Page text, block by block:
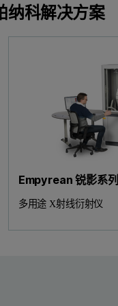
纳科解决方案
Empyrean 锐影系列
多用途 X射线衍射仪